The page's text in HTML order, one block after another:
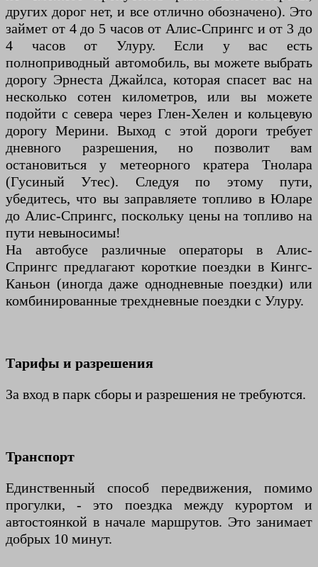
других дорог нет, и все отлично обозначено). Это
займет от 4 до 5 часов от Алис-Спрингс и от 3 до
4 часов от Улуру. Если у вас есть
полноприводный автомобиль, вы можете выбрать
дорогу Эрнеста Джайлса, которая спасет вас на
несколько сотен километров, или вы можете
подойти с севера через Глен-Хелен и кольцевую
дорогу Мерини. Выход с этой дороги требует
дневного разрешения, но позволит вам
остановиться у метеорного кратера Тнолара
(Гусиный Утес). Следуя по этому пути,
убедитесь, что вы заправляете топливо в Юларе
до Алис-Спрингс, поскольку цены на топливо на
пути невыносимы!
На автобусе различные операторы в Алис-
Спрингс предлагают короткие поездки в Кингс-
Каньон (иногда даже однодневные поездки) или
комбинированные трехдневные поездки с Улуру.
Тарифы и разрешения
За вход в парк сборы и разрешения не требуются.
Транспорт
Единственный способ передвижения, помимо
прогулки, - это поездка между курортом и
автостоянкой в начале маршрутов. Это занимает
добрых 10 минут.